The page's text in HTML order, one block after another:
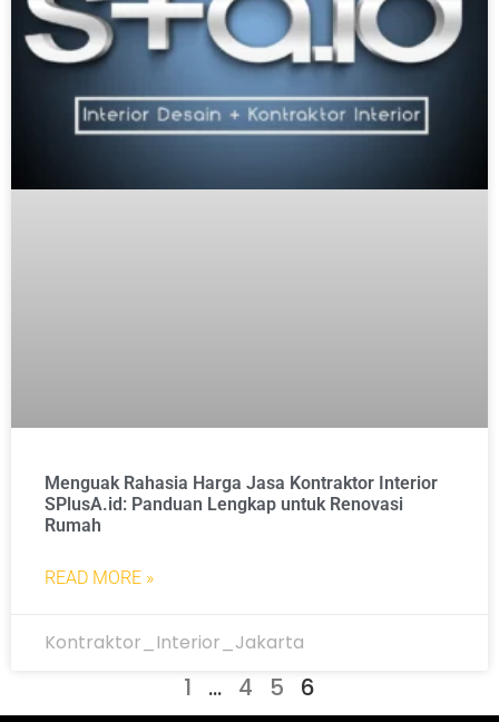
Menguak Rahasia Harga Jasa Kontraktor Interior
SPlusA.id: Panduan Lengkap untuk Renovasi
Rumah
READ MORE »
Kontraktor_Interior_Jakarta
1 … 4 5 6